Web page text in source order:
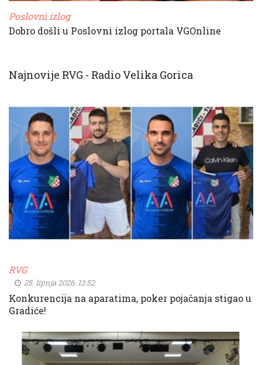
Poslovni izlog
Dobro došli u Poslovni izlog portala VGOnline
Najnovije RVG - Radio Velika Gorica
RVG
25. lipnja 2026. 13:52
Konkurencija na aparatima, poker pojačanja stigao u
Gradiće!